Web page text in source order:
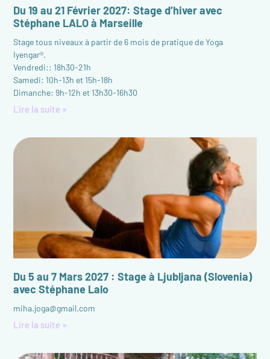
Du 19 au 21 Février 2027: Stage d’hiver avec
Stéphane LALO à Marseille
Stage tous niveaux à partir de 6 mois de pratique de Yoga
Iyengar®.
Vendredi:: 18h30-21h
Samedi: 10h-13h et 15h-18h
Dimanche: 9h-12h et 13h30-16h30
Lire la suite »
Du 5 au 7 Mars 2027 : Stage à Ljubljana (Slovenia)
avec Stéphane Lalo
miha.joga@gmail.com
Lire la suite »